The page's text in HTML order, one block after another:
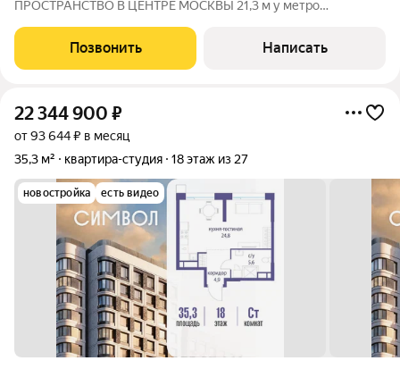
ПРОСТРАНСТВО В ЦЕНТРЕ МОСКВЫ 21,3 м у метро
Замоскворецкая линии пассажиропоток 24/7. Локация с
характером: Третьяковка, набережные, Музеон, ЦДХ и тихие
Позвонить Написать
22 344 900 ₽
от 93 644 ₽ в месяц
35,3 м²
квартира-студия 18 этаж из 27
новостройка есть видео